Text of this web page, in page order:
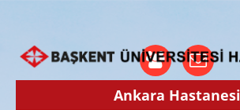
Ankara Hastanesi